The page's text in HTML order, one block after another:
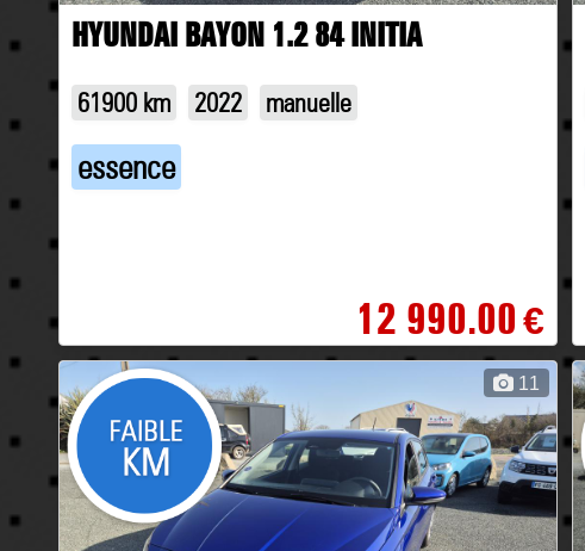
HYUNDAI BAYON 1.2 84 INITIA
61900 km 2022 manuelle
essence
12 990.00€
11